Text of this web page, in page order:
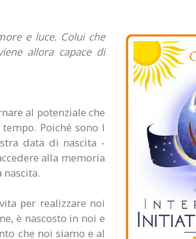
e luce. Colui che
allora capace di
al potenziale che
Poiché sono l
data di nascita -
alla memoria
nascita.
per realizzare noi
è nascosto in noi e
che noi siamo e al